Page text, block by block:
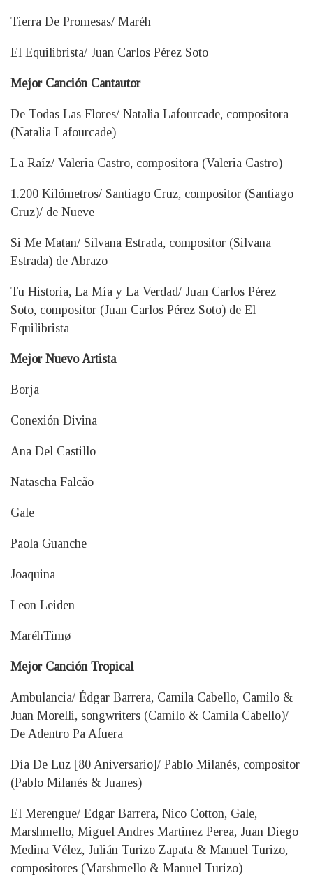
Tierra De Promesas/ Maréh
El Equilibrista/ Juan Carlos Pérez Soto
Mejor Canción Cantautor
De Todas Las Flores/ Natalia Lafourcade, compositora
(Natalia Lafourcade)
La Raíz/ Valeria Castro, compositora (Valeria Castro)
1.200 Kilómetros/ Santiago Cruz, compositor (Santiago
Cruz)/ de Nueve
Si Me Matan/ Silvana Estrada, compositor (Silvana
Estrada) de Abrazo
Tu Historia, La Mía y La Verdad/ Juan Carlos Pérez
Soto, compositor (Juan Carlos Pérez Soto) de El
Equilibrista
Mejor Nuevo Artista
Borja
Conexión Divina
Ana Del Castillo
Natascha Falcão
Gale
Paola Guanche
Joaquina
Leon Leiden
MaréhTimø
Mejor Canción Tropical
Ambulancia/ Édgar Barrera, Camila Cabello, Camilo &
Juan Morelli, songwriters (Camilo & Camila Cabello)/
De Adentro Pa Afuera
Día De Luz [80 Aniversario]/ Pablo Milanés, compositor
(Pablo Milanés & Juanes)
El Merengue/ Edgar Barrera, Nico Cotton, Gale,
Marshmello, Miguel Andres Martinez Perea, Juan Diego
Medina Vélez, Julián Turizo Zapata & Manuel Turizo,
compositores (Marshmello & Manuel Turizo)